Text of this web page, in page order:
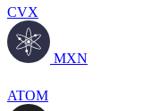
CVX
MXN
ATOM